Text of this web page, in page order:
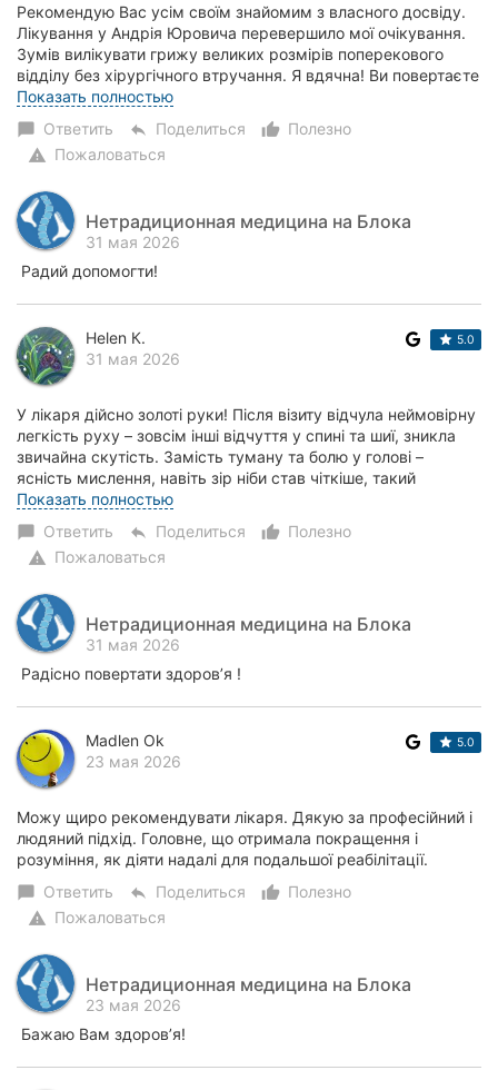
Ужгород
Карпаты
Рекомендую Вас усім своїм знайомим з власного досвіду.
Лікування у Андрія Юровича перевершило мої очікування.
Зумів вилікувати грижу великих розмірів поперекового
відділу без хірургічного втручання. Я вдячна! Ви повертаєте
здоров'я, робите людей щасл...
Показать полностью
chat_bubble Ответить reply Поделиться thumb_up_alt
Полезно
warning Пожаловаться
Нетрадиционная медицина на Блока
31 мая 2026
Радий допомогти!
Helen К.
31 мая 2026
5.0
У лікаря дійсно золоті руки! Після візиту відчула неймовірну
легкість руху – зовсім інші відчуття у спині та шиї, зникла
звичайна скутість. Замість туману та болю у голові –
ясність мислення, навіть зір ніби став чіткіше, такий
приплив енергії, прос...
Показать полностью
chat_bubble Ответить reply Поделиться thumb_up_alt
Полезно
warning Пожаловаться
Нетрадиционная медицина на Блока
31 мая 2026
Радісно повертати здоров’я !
Madlen Ok
23 мая 2026
5.0
Можу щиро рекомендувати лікаря. Дякую за професійний і
людяний підхід. Головне, що отримала покращення і
розуміння, як діяти надалі для подальшої реабілітації.
chat_bubble Ответить reply Поделиться thumb_up_alt
Полезно
warning Пожаловаться
Нетрадиционная медицина на Блока
23 мая 2026
Бажаю Вам здоров’я!